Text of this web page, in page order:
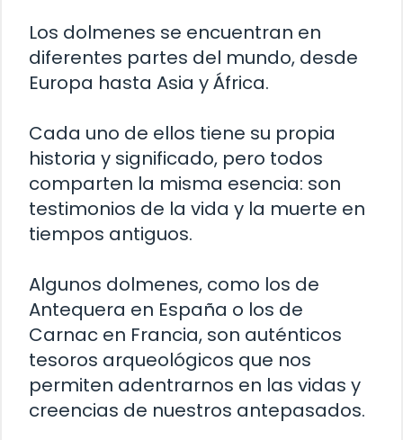
Los dolmenes se encuentran en
diferentes partes del mundo, desde
Europa hasta Asia y África.
Cada uno de ellos tiene su propia
historia y significado, pero todos
comparten la misma esencia: son
testimonios de la vida y la muerte en
tiempos antiguos.
Algunos dolmenes, como los de
Antequera en España o los de
Carnac en Francia, son auténticos
tesoros arqueológicos que nos
permiten adentrarnos en las vidas y
creencias de nuestros antepasados.